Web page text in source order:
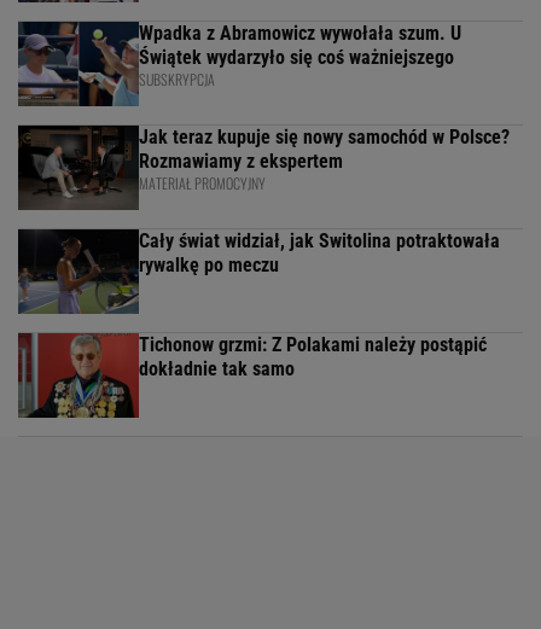
Wpadka z Abramowicz wywołała szum. U
Świątek wydarzyło się coś ważniejszego
SUBSKRYPCJA
Jak teraz kupuje się nowy samochód w Polsce?
Rozmawiamy z ekspertem
MATERIAŁ PROMOCYJNY
Cały świat widział, jak Switolina potraktowała
rywalkę po meczu
Tichonow grzmi: Z Polakami należy postąpić
dokładnie tak samo